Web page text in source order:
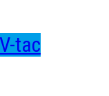
V-tac